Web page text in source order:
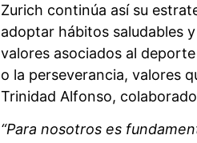
Zurich continúa así su
adoptar hábitos saludables
valores asociados al
o la perseverancia, valores
Trinidad Alfonso,
“Para nosotros es